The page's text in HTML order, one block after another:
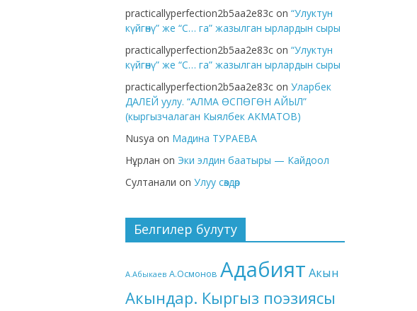
practicallyperfection2b5aa2e83c on “Улуктун
күйгөнү” же “С… га” жазылган ырлардын сыры
practicallyperfection2b5aa2e83c on “Улуктун
күйгөнү” же “С… га” жазылган ырлардын сыры
practicallyperfection2b5aa2e83c on Уларбек
ДАЛЕЙ уулу. “АЛМА ӨСПӨГӨН АЙЫЛ”
(кыргызчалаган Кыялбек АКМАТОВ)
Nusya on Мадина ТУРАЕВА
Нұрлан on Эки элдин баатыры — Кайдоол
Султанали on Улуу сөздөр
Белгилер булуту
А.Абыкаев А.Осмонов Адабият Акын
Акындар. Кыргыз поэзиясы